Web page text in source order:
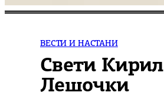
a
ВЕСТИ И НАСТАНИ
Свети Кирил
Лешочки